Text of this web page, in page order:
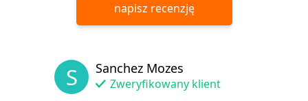
napisz recenzję
S Sanchez Mozes
Zweryfikowany klient